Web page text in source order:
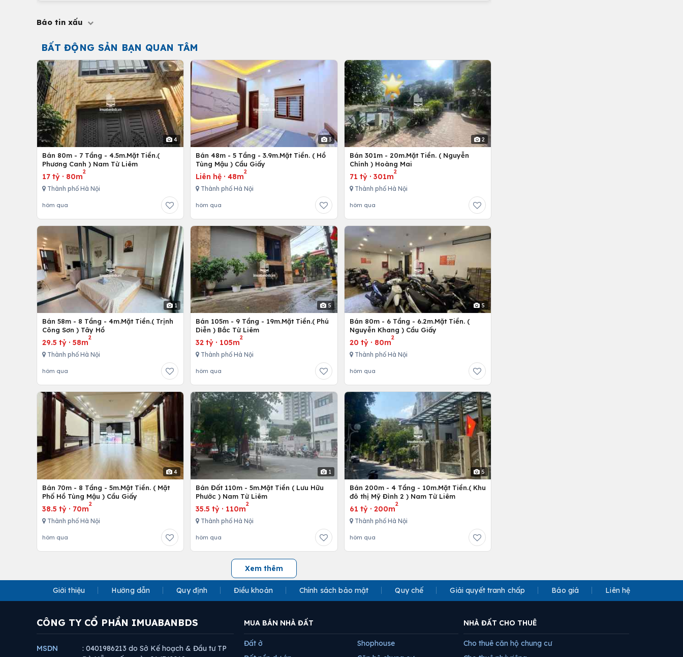
Báo tin xấu
BẤT ĐỘNG SẢN BẠN QUAN TÂM
4
Bán 80m - 7 Tầng - 4.5m.Mặt Tiền.(
Phương Canh ) Nam Từ Liêm
17 tỷ · 80m
2
Thành phố Hà Nội
hôm qua
3
Bán 48m - 5 Tầng - 3.9m.Mặt Tiền. ( Hồ
Tùng Mậu ) Cầu Giấy
Liên hệ ·48m
2
Thành phố Hà Nội
hôm qua
2
Bán 301m - 20m.Mặt Tiền. ( Nguyễn
Chính ) Hoàng Mai
71 tỷ· 301m
2
Thành phố Hà Nội
hôm qua
1
Bán 58m - 8 Tầng - 4m.Mặt Tiền.( Trịnh
Công Sơn ) Tây Hồ
29.5 tỷ · 58m
2
Thành phố Hà Nội
hôm qua
5
Bán 105m - 9 Tầng - 19m.Mặt Tiền.( Phú
Diễn ) Bắc Từ Liêm
32 tỷ · 105m
2
Thành phố Hà Nội
hôm qua
5
Bán 80m - 6 Tầng - 6.2m.Mặt Tiền. (
Nguyễn Khang ) Cầu Giấy
20 tỷ· 80m
2
Thành phố Hà Nội
hôm qua
4
Bán 70m - 8 Tầng - 5m.Mặt Tiền. ( Mặt
Phố Hồ Tùng Mậu ) Cầu Giấy
38.5 tỷ · 70m
2
Thành phố Hà Nội
hôm qua
1
Bán Đất 110m - 5m.Mặt Tiền ( Lưu Hữu
Phước ) Nam Từ Liêm
35.5 tỷ · 110m
2
Thành phố Hà Nội
hôm qua
5
Bán 200m - 4 Tầng - 10m.Mặt Tiền.( Khu
đô thị Mỹ Đình 2 ) Nam Từ Liêm
61 tỷ· 200m
2
Thành phố Hà Nội
hôm qua
Xem thêm
Giới thiệu Hướng dẫn Quy định Điều khoản Chính sách bảo mật Quy chế Giải quyết tranh chấp Báo giá Liên hệ
CÔNG TY CỔ PHẦN IMUABANBDS
MSDN
: 0401986213 do Sở Kế hoạch & Đầu tư TP
MUA BÁN NHÀ ĐẤT
Đất ở
Shophouse
NHÀ ĐẤT CHO THUÊ
Cho thuê căn hộ chung cư